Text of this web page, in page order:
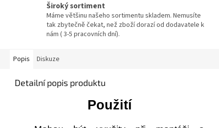
Široký sortiment
Máme většinu našeho sortimentu skladem. Nemusíte
tak zbytečně čekat, než zboží dorazí od dodavatele k
nám ( 3-5 pracovních dní).
Popis Diskuze
Detailní popis produktu
Použití